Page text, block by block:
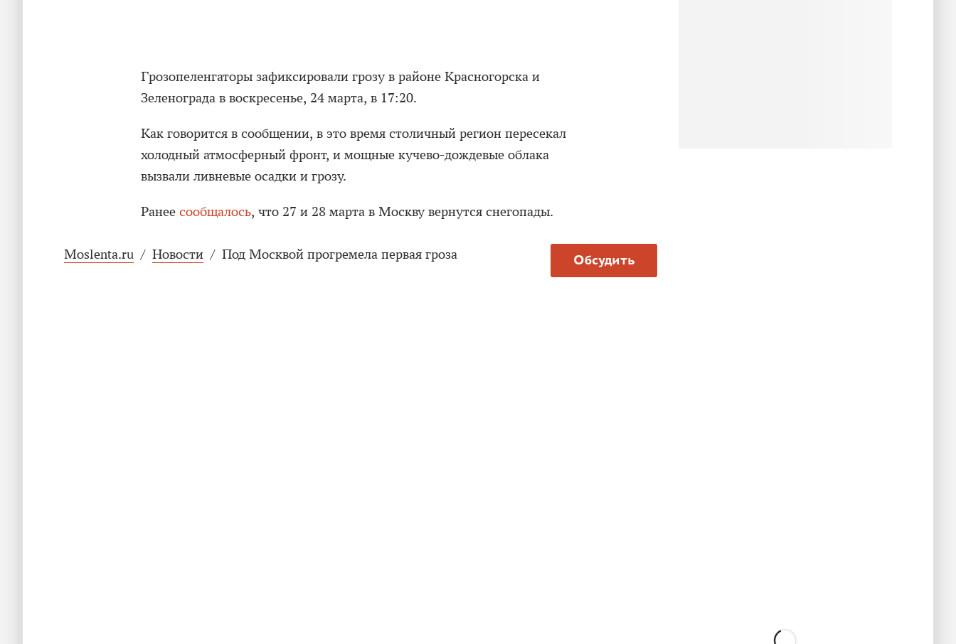
Грозопеленгаторы зафиксировали грозу в районе Красногорска и
Зеленограда в воскресенье, 24 марта, в 17:20.
Как говорится в сообщении, в это время столичный регион пересекал
холодный атмосферный фронт, и мощные кучево-дождевые облака
вызвали ливневые осадки и грозу.
Ранее сообщалось, что 27 и 28 марта в Москву вернутся снегопады.
Обсудить
Moslenta.ru / Новости / Под Москвой прогремела первая гроза